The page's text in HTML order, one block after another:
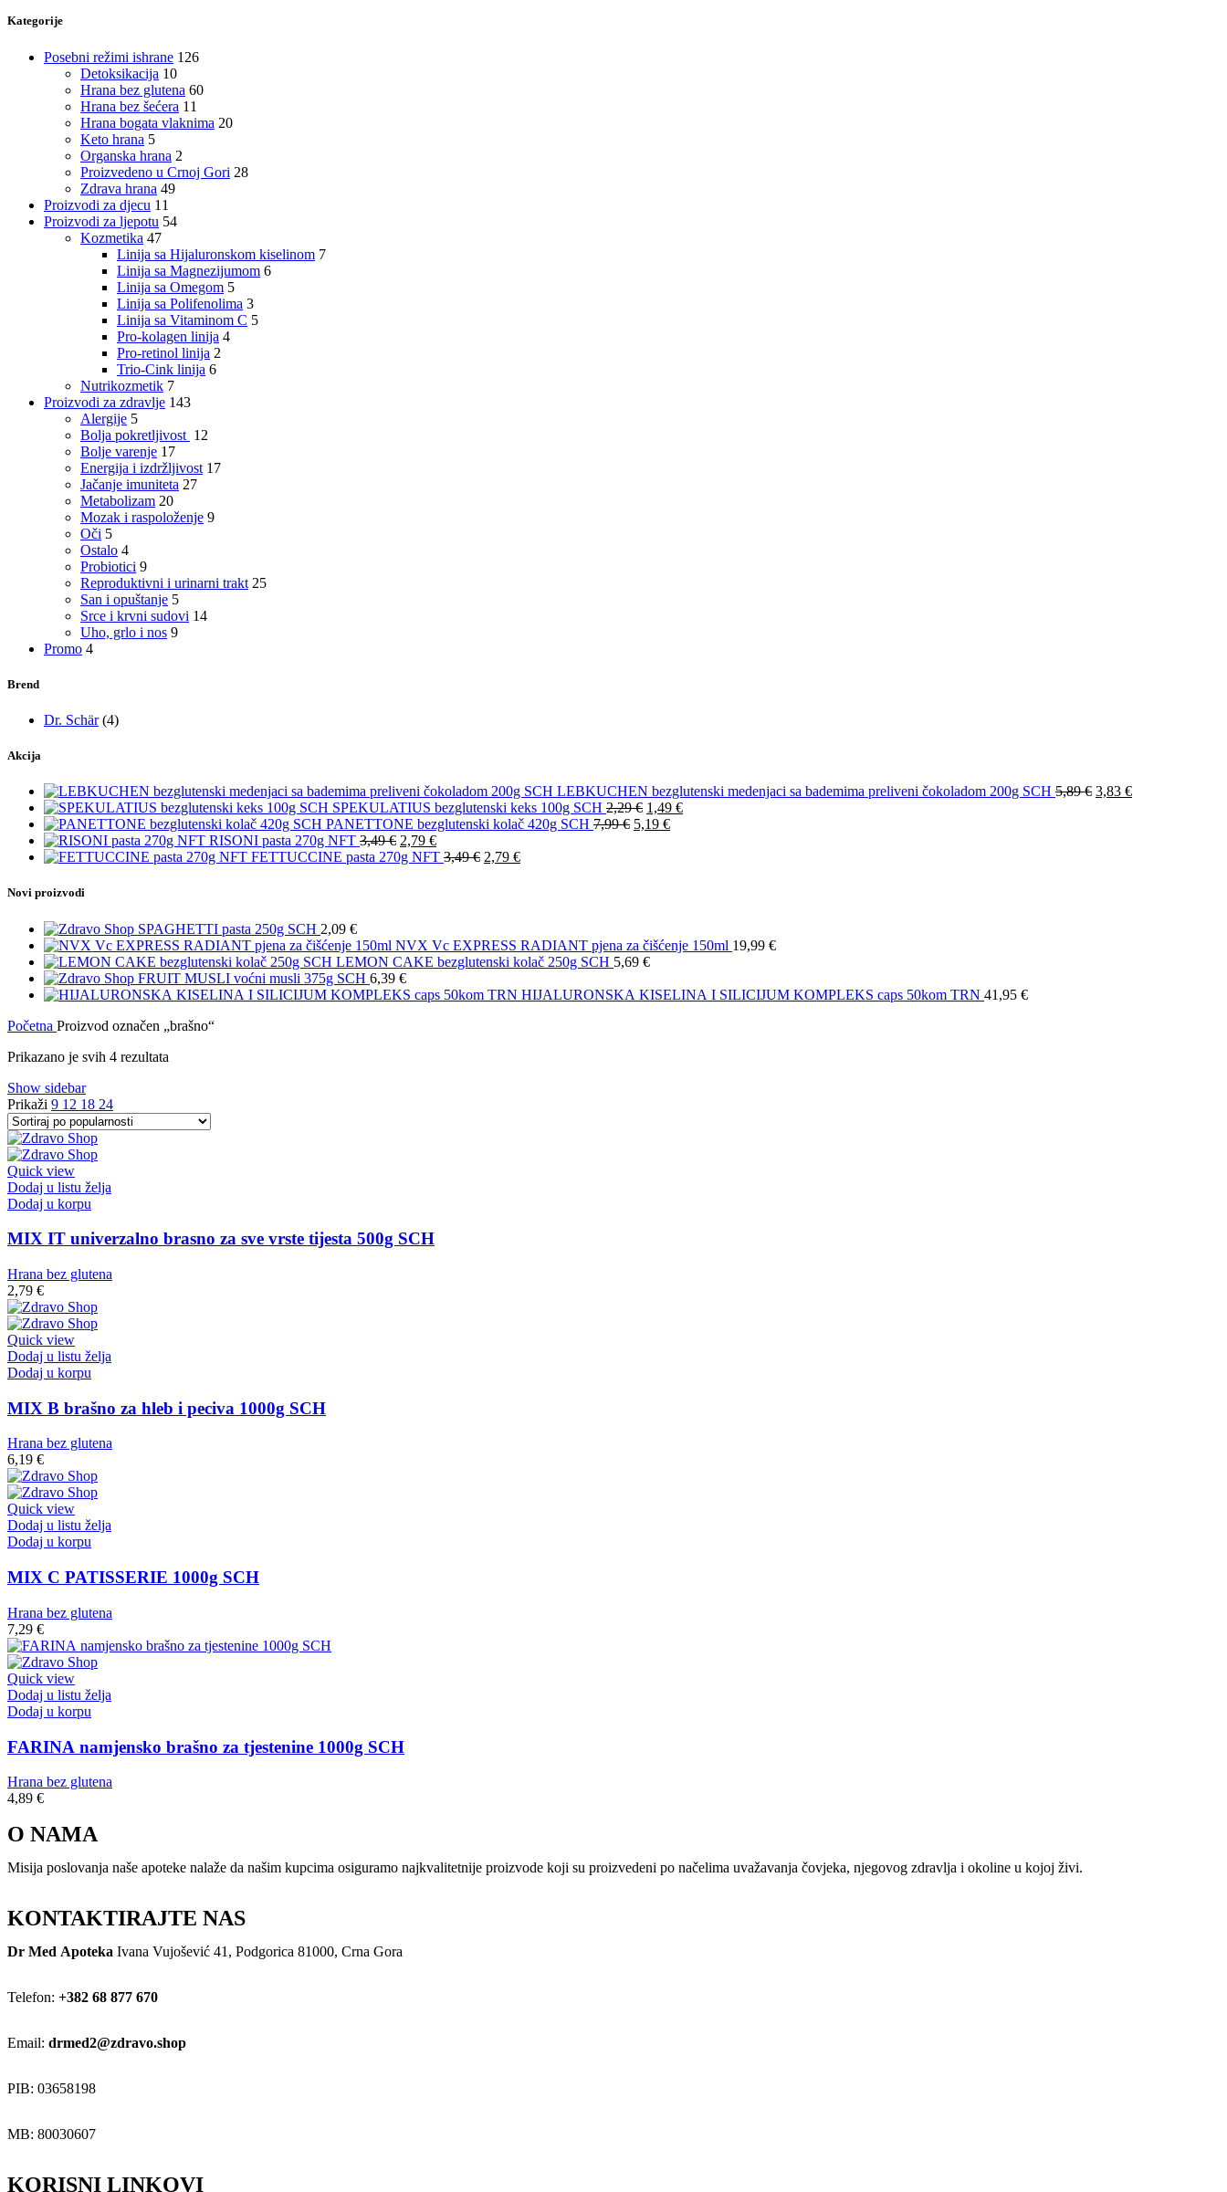
Kategorije
Posebni režimi ishrane 126
Detoksikacija 10
Hrana bez glutena 60
Hrana bez šećera 11
Hrana bogata vlaknima 20
Keto hrana 5
Organska hrana 2
Proizvedeno u Crnoj Gori 28
Zdrava hrana 49
Proizvodi za djecu 11
Proizvodi za ljepotu 54
Kozmetika 47
Linija sa Hijaluronskom kiselinom 7
Linija sa Magnezijumom 6
Linija sa Omegom 5
Linija sa Polifenolima 3
Linija sa Vitaminom C 5
Pro-kolagen linija 4
Pro-retinol linija 2
Trio-Cink linija 6
Nutrikozmetik 7
Proizvodi za zdravlje 143
Alergije 5
Bolja pokretljivost 12
Bolje varenje 17
Energija i izdržljivost 17
Jačanje imuniteta 27
Metabolizam 20
Mozak i raspoloženje 9
Oči 5
Ostalo 4
Probiotici 9
Reproduktivni i urinarni trakt 25
San i opuštanje 5
Srce i krvni sudovi 14
Uho, grlo i nos 9
Promo 4
Brend
Dr. Schär (4)
Akcija
LEBKUCHEN bezglutenski medenjaci sa bademima preliveni čokoladom 200g SCH 5,89€ 3,83 €
SPEKULATIUS bezglutenski keks 100g SCH 2,29€ 1,49 €
PANETTONE bezglutenski kolač 420g SCH 7,99€ 5,19 €
RISONI pasta 270g NFT 3,49€ 2,79 €
FETTUCCINE pasta 270g NFT 3,49€ 2,79 €
Novi proizvodi
SPAGHETTI pasta 250g SCH 2,09 €
NVX Vc EXPRESS RADIANT pjena za čišćenje 150ml 19,99 €
LEMON CAKE bezglutenski kolač 250g SCH 5,69 €
FRUIT MUSLI voćni musli 375g SCH 6,39 €
HIJALURONSKA KISELINA I SILICIJUM KOMPLEKS caps 50kom TRN 41,95 €
Početna Proizvod označen „brašno“
Prikazano je svih 4 rezultata
Show sidebar
Prikaži 9 12 18 24
Quick view
Dodaj u listu želja
Dodaj u korpu
MIX IT univerzalno brasno za sve vrste tijesta 500g SCH
Hrana bez glutena
2,79 €
Quick view
Dodaj u listu želja
Dodaj u korpu
MIX B brašno za hleb i peciva 1000g SCH
Hrana bez glutena
6,19 €
Quick view
Dodaj u listu želja
Dodaj u korpu
MIX C PATISSERIE 1000g SCH
Hrana bez glutena
7,29 €
Quick view
Dodaj u listu želja
Dodaj u korpu
FARINA namjensko brašno za tjestenine 1000g SCH
Hrana bez glutena
4,89 €
O NAMA
Misija poslovanja naše apoteke nalaže da našim kupcima osiguramo najkvalitetnije proizvode koji su proizvedeni po načelima uvažavanja čovjeka, njegovog zdravlja i okoline u kojoj živi.
KONTAKTIRAJTE NAS
Dr Med Apoteka Ivana Vujošević 41, Podgorica 81000, Crna Gora
Telefon: +382 68 877 670
Email: drmed2@zdravo.shop
PIB: 03658198
MB: 80030607
KORISNI LINKOVI